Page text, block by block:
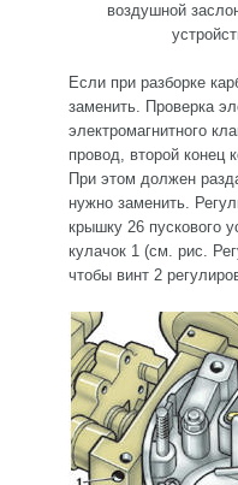
воздушной
Если при разборке
заменить. Проверка
электромагнитного
провод, второй конец
При этом должен
нужно заменить.
крышку 26 пускового
кулачок 1 (см. рис.
чтобы винт 2